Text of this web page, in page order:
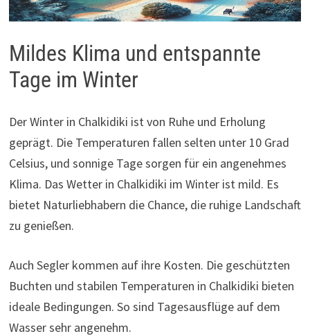
Mildes Klima und entspannte
Tage im Winter
Der Winter in Chalkidiki ist von Ruhe und Erholung
geprägt. Die Temperaturen fallen selten unter 10 Grad
Celsius, und sonnige Tage sorgen für ein angenehmes
Klima. Das Wetter in Chalkidiki im Winter ist mild. Es
bietet Naturliebhabern die Chance, die ruhige Landschaft
zu genießen.
Auch Segler kommen auf ihre Kosten. Die geschützten
Buchten und stabilen Temperaturen in Chalkidiki bieten
ideale Bedingungen. So sind Tagesausflüge auf dem
Wasser sehr angenehm.